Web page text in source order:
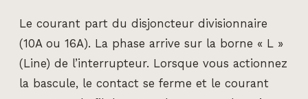
Le courant part du disjoncteur divisionnaire
(10A ou 16A). La phase arrive sur la borne « L »
(Line) de l’interrupteur. Lorsque vous actionnez
la bascule, le contact se ferme et le courant